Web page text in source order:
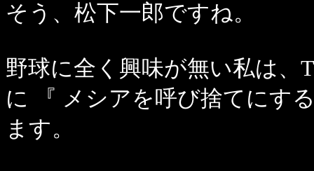
そう、松下一郎ですね。
野球に全く興味が無い私は、
に 『 メシアを呼び捨てにす
ます。